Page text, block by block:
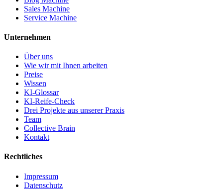
Sales Machine
Service Machine
Unternehmen
Über uns
Wie wir mit Ihnen arbeiten
Preise
Wissen
KI-Glossar
KI-Reife-Check
Drei Projekte aus unserer Praxis
Team
Collective Brain
Kontakt
Rechtliches
Impressum
Datenschutz